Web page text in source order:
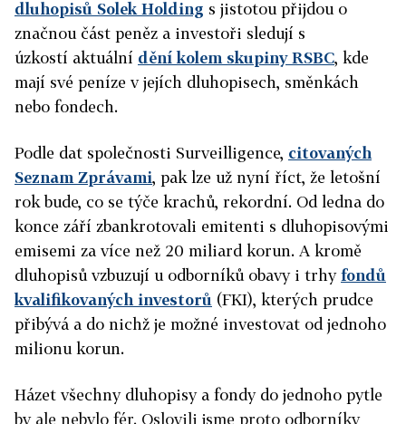
dluhopisů Solek Holding s jistotou přijdou o
značnou část peněz a investoři sledují s
úzkostí aktuální dění kolem skupiny RSBC, kde
mají své peníze v jejích dluhopisech, směnkách
nebo fondech.
Podle dat společnosti Surveilligence, citovaných
Seznam Zprávami, pak lze už nyní říct, že letošní
rok bude, co se týče krachů, rekordní. Od ledna do
konce září zbankrotovali emitenti s dluhopisovými
emisemi za více než 20 miliard korun. A kromě
dluhopisů vzbuzují u odborníků obavy i trhyfondů
kvalifikovaných investorů (FKI), kterých prudce
přibývá a do nichž je možné investovat od jednoho
milionu korun.
Házet všechny dluhopisy a fondy do jednoho pytle
by ale nebylo fér. Oslovili jsme proto odborníky